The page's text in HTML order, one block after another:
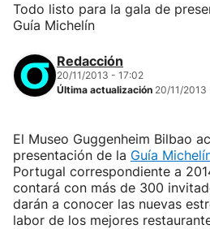
Todo listo para la gala de
Guía Michelín
Redacción
20/11/2013 - 17:02
Última actualización 20/11/2013
El Museo Guggenheim Bilbao
presentación de la Guía
Portugal correspondiente a
contará con más de 300
darán a conocer las nuevas
labor de los mejores